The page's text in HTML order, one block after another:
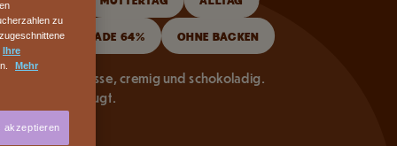
SCHOKOLADE 64% OHNE BACKEN
Schoggimousse, cremig und schokoladig.
immer überzeugt.
zu
Ihre
Mehr
akzeptieren